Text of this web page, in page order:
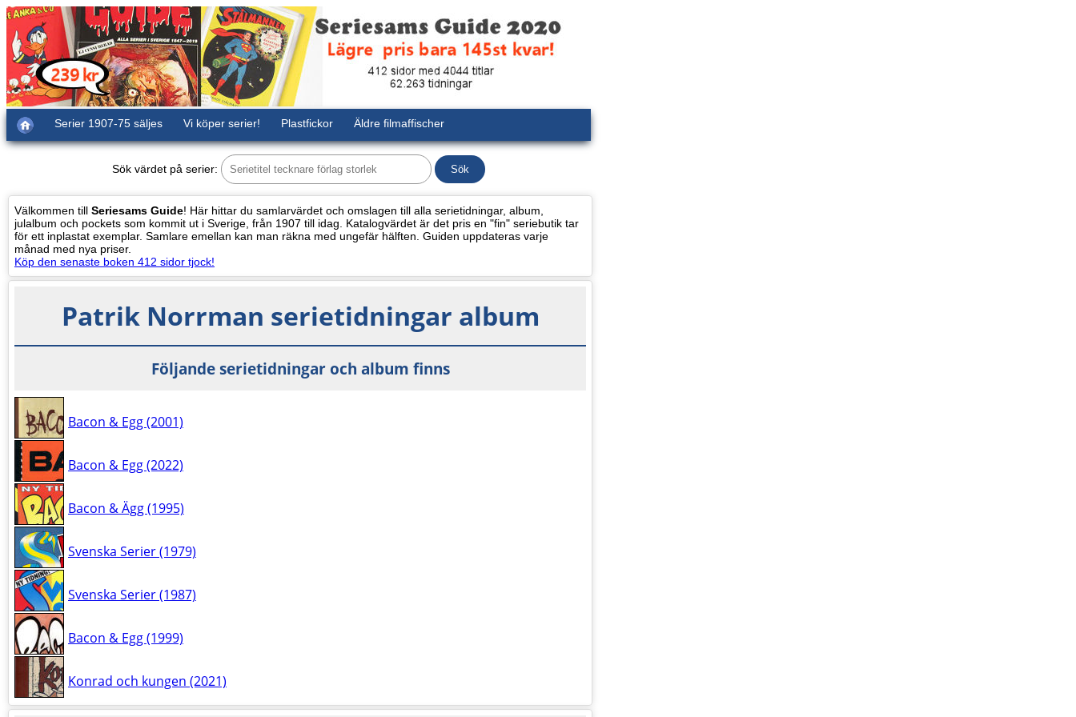
Serier 1907-75 säljes Vi köper serier! Plastfickor Äldre filmaffischer
Sök värdet på serier:
Välkommen till Seriesams Guide! Här hittar du samlarvärdet och omslagen till alla serietidningar, album,
julalbum och pockets som kommit ut i Sverige, från 1907 till idag. Katalogvärdet är det pris en "fin" seriebutik tar
för ett inplastat exemplar. Samlare emellan kan man räkna med ungefär hälften. Guiden uppdateras varje
månad med nya priser.
Köp den senaste boken 412 sidor tjock!
Patrik Norrman serietidningar album
Följande serietidningar och album finns
Bacon & Egg (2001)
Bacon & Egg (2022)
Bacon & Ägg (1995)
Svenska Serier (1979)
Svenska Serier (1987)
Bacon & Egg (1999)
Konrad och kungen (2021)